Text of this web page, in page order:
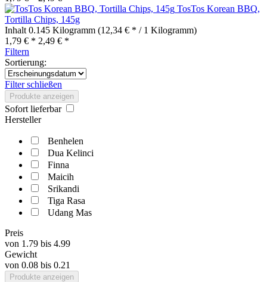
TosTos Korean BBQ,
Tortilla Chips, 145g
Inhalt 0.145 Kilogramm (12,34 € * / 1 Kilogramm)
1,79 € * 2,49 € *
Filtern
Sortierung:
Filter schließen
Produkte anzeigen
Sofort lieferbar
Hersteller
Benhelen
Dua Kelinci
Finna
Maicih
Srikandi
Tiga Rasa
Udang Mas
Preis
von 1.79 bis 4.99
Gewicht
von 0.08 bis 0.21
Produkte anzeigen